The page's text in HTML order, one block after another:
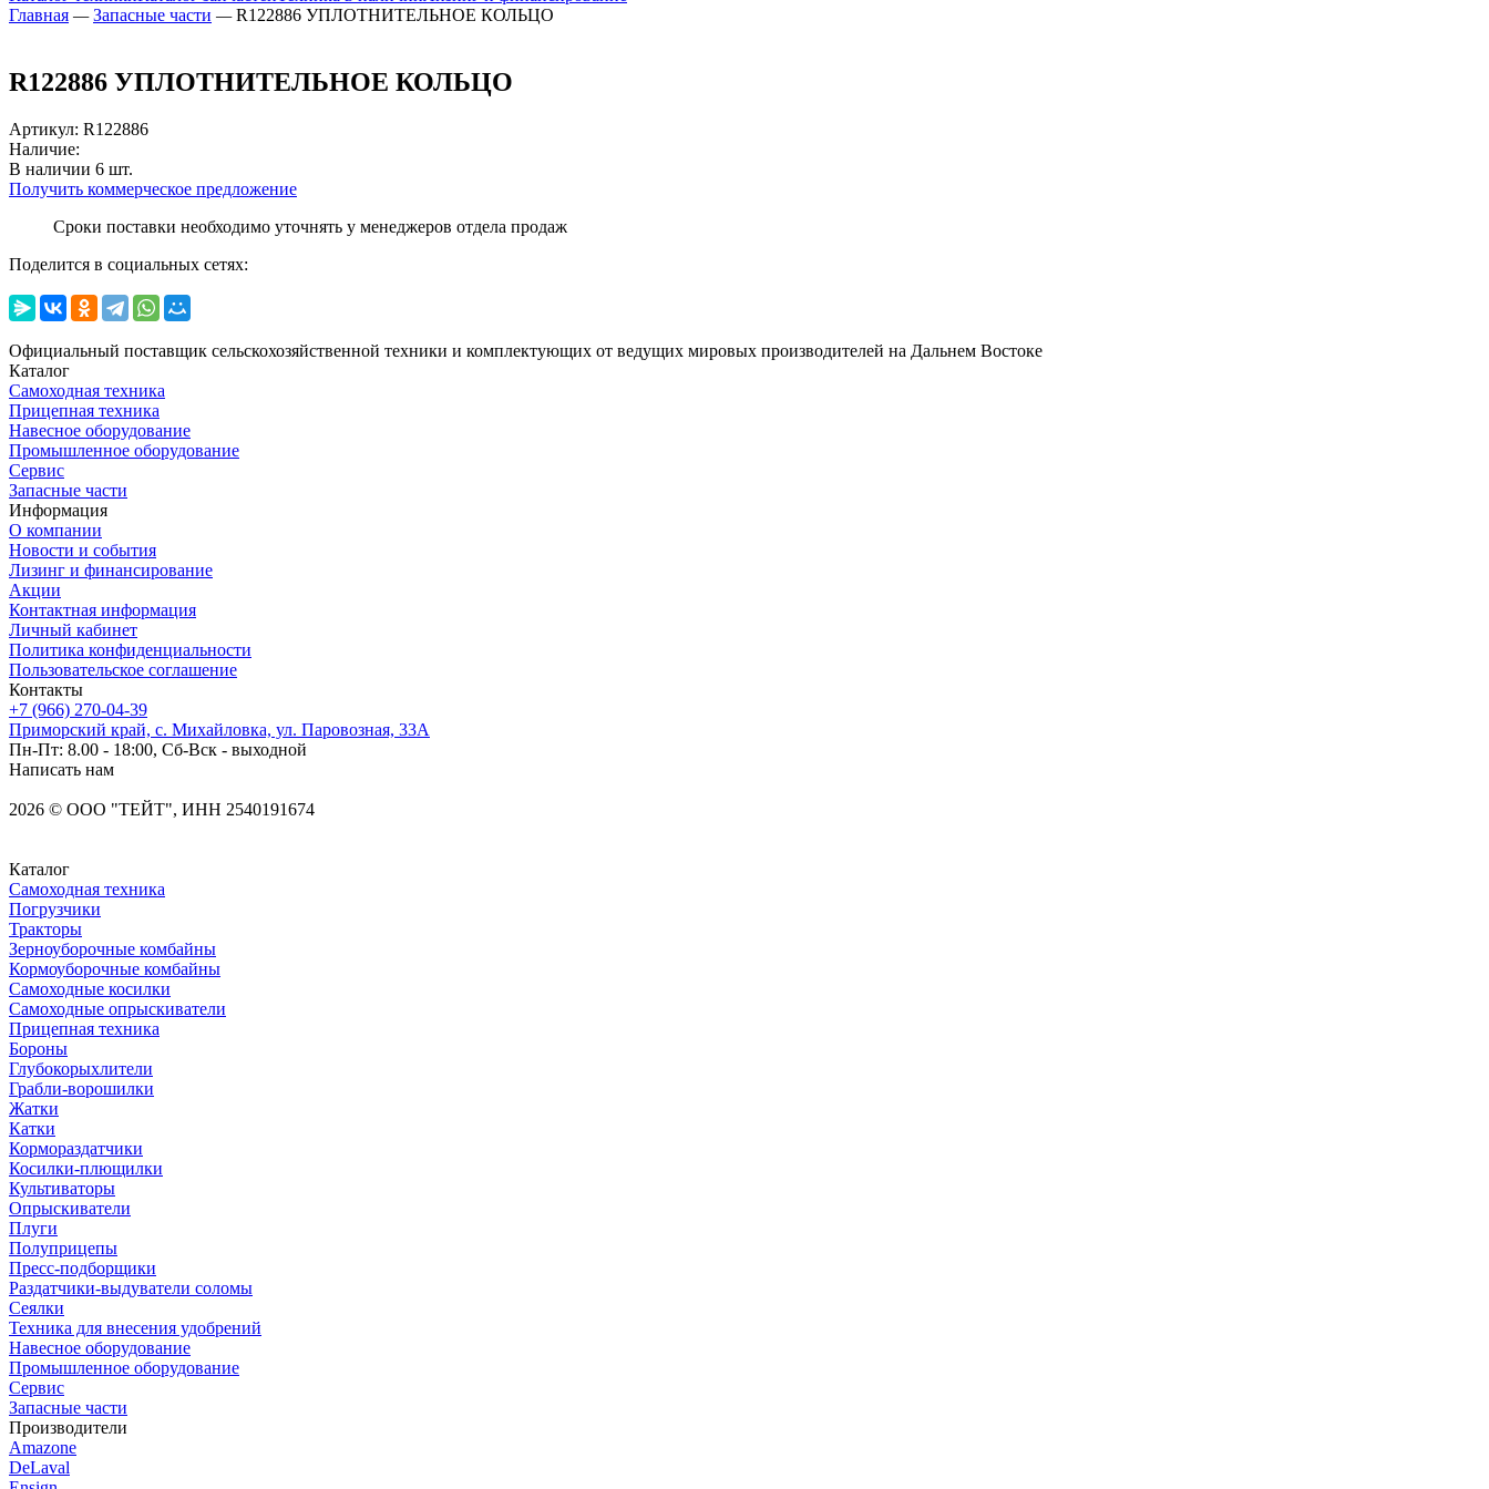
Главная — Запасные части — R122886 УПЛОТНИТЕЛЬНОЕ КОЛЬЦО
R122886 УПЛОТНИТЕЛЬНОЕ КОЛЬЦО
Артикул: R122886
Наличие:
В наличии 6 шт.
Получить коммерческое предложение
Сроки поставки необходимо уточнять у менеджеров отдела продаж
Поделится в социальных сетях:
Официальный поставщик сельскохозяйственной техники и комплектующих от ведущих мировых производителей на Дальнем Востоке
Каталог
Самоходная техника
Прицепная техника
Навесное оборудование
Промышленное оборудование
Сервис
Запасные части
Информация
О компании
Новости и события
Лизинг и финансирование
Акции
Контактная информация
Личный кабинет
Политика конфиденциальности
Пользовательское соглашение
Контакты
+7 (966) 270-04-39
Приморский край, с. Михайловка, ул. Паровозная, 33А
Пн-Пт: 8.00 - 18:00, Сб-Вск - выходной
Написать нам
2026 © OOO "ТЕЙТ", ИНН 2540191674
Каталог
Самоходная техника
Погрузчики
Тракторы
Зерноуборочные комбайны
Кормоуборочные комбайны
Самоходные косилки
Самоходные опрыскиватели
Прицепная техника
Бороны
Глубокорыхлители
Грабли-ворошилки
Жатки
Катки
Кормораздатчики
Косилки-плющилки
Культиваторы
Опрыскиватели
Плуги
Полуприцепы
Пресс-подборщики
Раздатчики-выдуватели соломы
Сеялки
Техника для внесения удобрений
Навесное оборудование
Промышленное оборудование
Сервис
Запасные части
Производители
Amazone
DeLaval